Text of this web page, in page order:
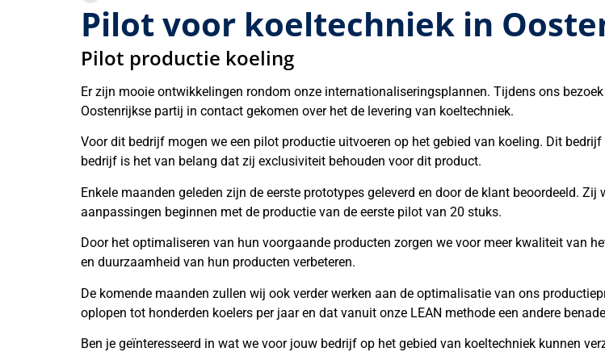
Pilot voor koeltechniek in
Pilot productie koeling
Er zijn mooie ontwikkelingen rondom onze internationaliseringsplannen. Tijdens ons
Oostenrijkse partij in contact gekomen over het de levering van koeltechniek.
Voor dit bedrijf mogen we een pilot productie uitvoeren op het gebied van koeling. Dit
bedrijf is het van belang dat zij exclusiviteit behouden voor dit product.
Enkele maanden geleden zijn de eerste prototypes geleverd en door de klant beoordeeld.
aanpassingen beginnen met de productie van de eerste pilot van 20 stuks.
Door het optimaliseren van hun voorgaande producten zorgen we voor meer kwaliteit van
en duurzaamheid van hun producten verbeteren.
De komende maanden zullen wij ook verder werken aan de optimalisatie van ons
oplopen tot honderden koelers per jaar en dat vanuit onze LEAN methode een andere
Ben je geïnteresseerd in wat we voor jouw bedrijf op het gebied van koeltechniek kunnen